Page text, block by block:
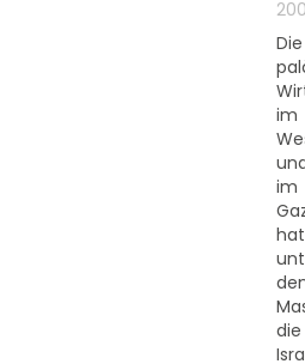
Die
im
im
hat
die